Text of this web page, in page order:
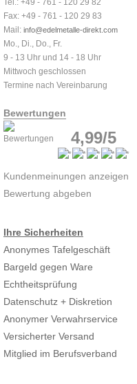
Tel.: +49 - 761 - 120 29 82
Fax: +49 - 761 - 120 29 83
Mail: info@edelmetalle-direkt.com
Mo., Di., Do., Fr.
9 - 13 Uhr und 14 - 18 Uhr
Mittwoch geschlossen
Termine nach Vereinbarung
Bewertungen
4,99/5
Kundenmeinungen anzeigen
Bewertung abgeben
Ihre Sicherheiten
Anonymes Tafelgeschäft
Bargeld gegen Ware
Echtheitsprüfung
Datenschutz + Diskretion
Anonymer Verwahrservice
Versicherter Versand
Mitglied im Berufsverband